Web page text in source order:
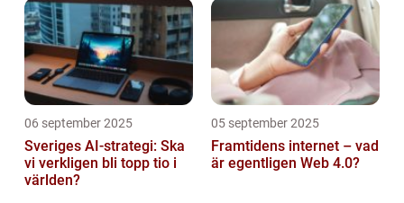
06 september 2025
Sveriges AI-strategi: Ska
vi verkligen bli topp tio i
världen?
05 september 2025
Framtidens internet – vad
är egentligen Web 4.0?